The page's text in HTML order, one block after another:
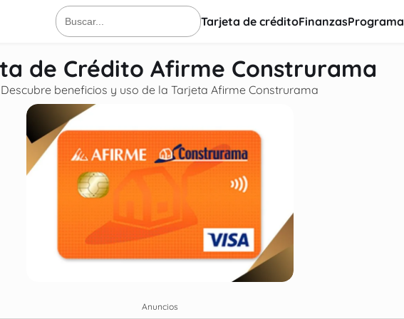
Buscar:
Tarjeta de créditoFinanzas
de Crédito Afirme Construrama
Descubre beneficios y uso de la Tarjeta Afirme Construrama
Anuncios